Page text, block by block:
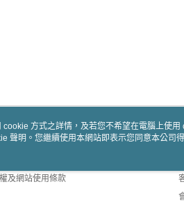
我們
及網站使用條款
方式之詳情，及若您不希望在電腦上使
聲明。您繼續使用本網站即表示您同意本公司